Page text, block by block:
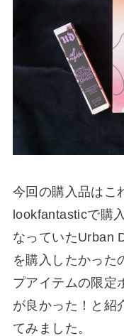
今回の購入品はこ
lookfantasticで購
なっていたUrban
を購入したかった
プアイテムの限定
が良かった！と紹
てみました。